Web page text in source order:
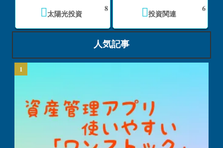
太陽光投資
8
投資関連
6
人気記事